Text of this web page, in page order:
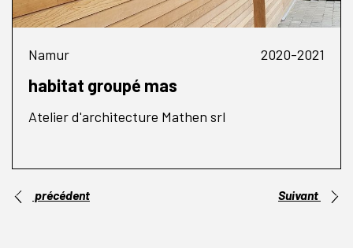
Namur 2020-2021
habitat groupé mas
Atelier d'architecture Mathen srl
précédent Suivant